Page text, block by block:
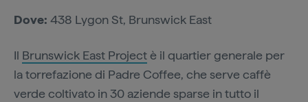
Dove: 438 Lygon St, Brunswick East
Il Brunswick East Projectè il quartier generale per
la torrefazione di Padre Coffee, che serve caffè
verde coltivato in 30 aziende sparse in tutto il